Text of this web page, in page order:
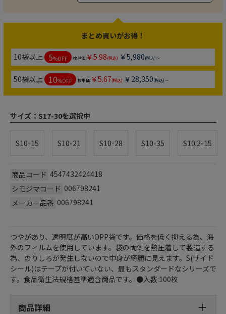
まとめ買いがお得！
10袋以上 5%OFF 枚単価:￥5.98(税込) ￥5,980(税込)～
50袋以上 10%OFF 枚単価:￥5.67(税込) ￥28,350(税込)～
サイズ： S17-30を選択中
S10-15 S10-21 S10-28 S10-35 S10.2-15
商品コード 4547432424418
シモジマコード 006798241
メーカー品番 006798241
つやがあり、透明度が高いOPP袋です。価格を低く抑える為、海
外のフィルムを使用しています。袋の両側を熱圧着して製造する
為、のりしろが発生しないので中身が綺麗に見えます。S(サイド
シール)はテープが付いていない、最もスタンダードなシリーズで
す。食品衛生法規格基準適合商品です。●入数:100枚
商品詳細